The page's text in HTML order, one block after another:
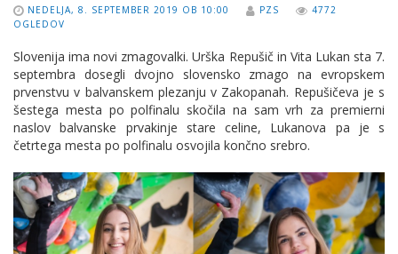
NEDELJA, 8. SEPTEMBER 2019 OB 10:00 PZS
4772
OGLEDOV
Slovenija ima novi zmagovalki. Urška Repušič in Vita Lukan sta 7.
septembra dosegli dvojno slovensko zmago na evropskem
prvenstvu v balvanskem plezanju v Zakopanah. Repušičeva je s
šestega mesta po polfinalu skočila na sam vrh za premierni
naslov balvanske prvakinje stare celine, Lukanova pa je s
četrtega mesta po polfinalu osvojila končno srebro.